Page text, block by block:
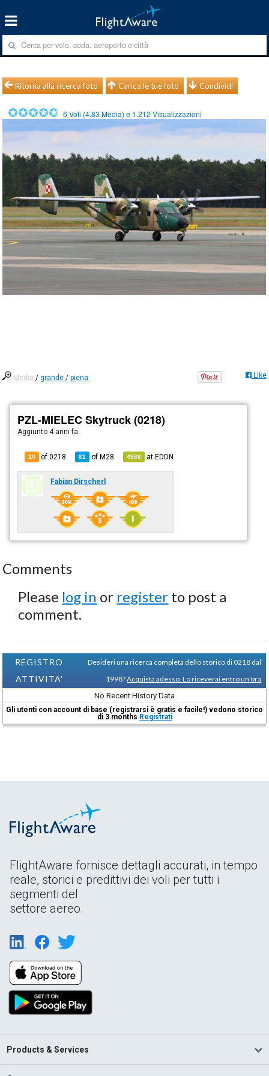
Ritorna alla ricerca foto Carica le tue foto Condividi
6 Voti (4.83 Media) e 1.212 Visualizzazioni
Media /grande /piena Like
PZL-MIELEC Skytruck (0218)
Aggiunto 4 anni fa
10 of 0218 61 ofM28 4988 atEDDN
Fabian Dirscherl
Comments
Please log in or register to post a
comment.
REGISTRO
ATTIVITA'
Desideri una ricerca completa dello storico di 0218 dal
1998?Acquista adesso. Lo riceverai entro un'ora
No Recent History Data
Gli utenti con account di base (registrarsi è gratis e facile!) vedono storico
di 3 months Registrati
FlightAware fornisce dettagli accurati, in tempo
reale, storici e predittivi dei voli per tutti i
segmenti del
settore aereo.
Products & Services